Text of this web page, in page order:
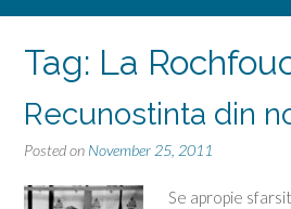
Tag: La
Recunostinta din
Posted on November 25, 2011
Se apropie